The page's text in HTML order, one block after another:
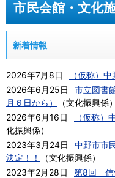
市民会館・文化
新着情報
2026年7月8日 （仮称）
2026年6月25日
市立図書
月６日から）
（文化振興係）
2026年6月16日
（仮称）
化振興係）
2023年3月24日
中野市市
決定！！
（文化振興係）
2023年2月28日
第8回 信